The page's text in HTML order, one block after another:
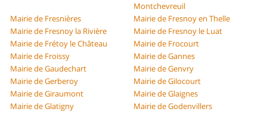
Montchevreuil
Mairie de Fresnières
Mairie de Fresnoy en Thelle
Mairie de Fresnoy la Rivière
Mairie de Fresnoy le Luat
Mairie de Frétoy le Château
Mairie de Frocourt
Mairie de Froissy
Mairie de Gannes
Mairie de Gaudechart
Mairie de Genvry
Mairie de Gerberoy
Mairie de Gilocourt
Mairie de Giraumont
Mairie de Glaignes
Mairie de Glatigny
Mairie de Godenvillers